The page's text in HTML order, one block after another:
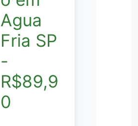
Agua
Fria SP
-
R$89,9
0